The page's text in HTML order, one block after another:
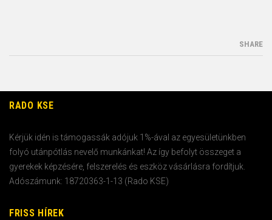
SHARE
RADO KSE
Kérjük idén is támogassák adójuk 1%-ával az egyesületünkben
folyó utánpótlás nevelő munkánkat! Az így befolyt összeget a
gyerekek képzésére, felszerelés és eszköz vásárlásra fordítjuk.
Adószámunk: 18720363-1-13 (Rado KSE)
FRISS HÍREK